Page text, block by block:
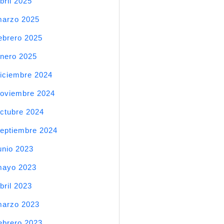
2025
2025
2025
2024
2024
2024
2024
2023
2023
2023
2023